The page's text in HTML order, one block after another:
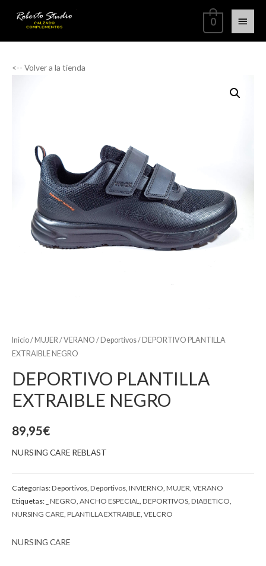
0
<-- Volver a la tienda
Inicio/ MUJER /VERANO / Deportivos/ DEPORTIVO PLANTILLA
EXTRAIBLE NEGRO
DEPORTIVO PLANTILLA
EXTRAIBLE NEGRO
89,95€
NURSING CARE REBLAST
Categorías:Deportivos Deportivos INVIERNO MUJER VERANO
Etiquetas: _ NEGRO ANCHO ESPECIAL DEPORTIVOS DIABETICO
NURSING CARE PLANTILLA EXTRAIBLE VELCRO
NURSING CARE